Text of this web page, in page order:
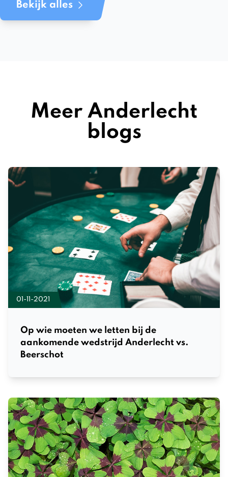
Bekijk alles
Meer Anderlecht
blogs
01-11-2021
Op wie moeten we letten bij de
aankomende wedstrijd Anderlecht vs.
Beerschot